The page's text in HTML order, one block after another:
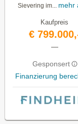
Sievering im... mehr
Kaufpreis
€
—
Gesponsert
Finanzierung